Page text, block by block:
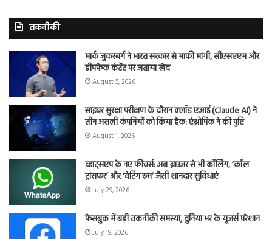
तकनीकी
मार्क जुकरबर्ग ने भारत सरकार से माफी मांगी, सीएसएएम और
डीपफेक कंटेंट पर जताया खेद
August 5, 2026
साइबर सुरक्षा परीक्षण के दौरान क्लॉड एआई (Claude AI) ने
तीन असली कंपनियों को किया हैक: एंथ्रोपिक ने की पुष्टि
August 1, 2026
व्हाट्सएप के नए फीचर्स: अब ब्राउजर से भी कॉलिंग, ‘कॉल
ट्रांसफर’ और ‘वेटिंग रूम’ जैसी शानदार सुविधाएं
July 29, 2026
फेसबुक में बड़ी तकनीकी समस्या, दुनिया भर के यूजर्स परेशान
July 19, 2026